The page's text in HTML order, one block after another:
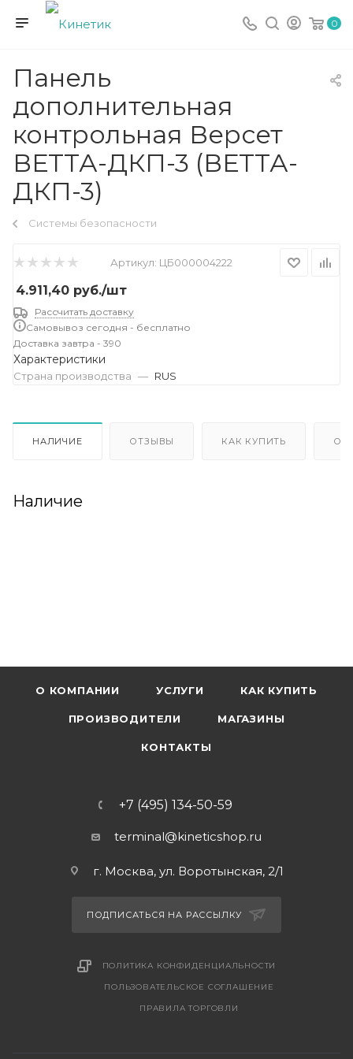
0
Панель
дополнительная
контрольная Версет
ВЕТТА-ДКП-3 (ВЕТТА-
ДКП-3)
Системы безопасности
Артикул: ЦБ000004222
4.911,40 руб./шт
Рассчитать доставку
Самовывоз сегодня - бесплатно
Доставка завтра - 390
Характеристики
Страна производства — RUS
НАЛИЧИЕ ОТЗЫВЫ КАК КУПИТЬ
Наличие
О КОМПАНИИ УСЛУГИ КАК КУПИТЬ
ПРОИЗВОДИТЕЛИ МАГАЗИНЫ
КОНТАКТЫ
+7 (495) 134-50-59
terminal@kineticshop.ru
г. Москва, ул. Воротынская, 2/1
ПОДПИСАТЬСЯ НА РАССЫЛКУ
ПОЛИТИКА КОНФИДЕНЦИАЛЬНОСТИ
ПОЛЬЗОВАТЕЛЬСКОЕ СОГЛАШЕНИЕ
ПРАВИЛА ТОРГОВЛИ